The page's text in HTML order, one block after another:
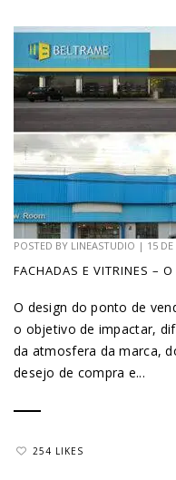
POSTED BY LINEASTUDIO | 15
FACHADAS E VITRINES –
O design do ponto de
o objetivo de impactar,
da atmosfera da marca,
desejo de compra e...
254 LIKES